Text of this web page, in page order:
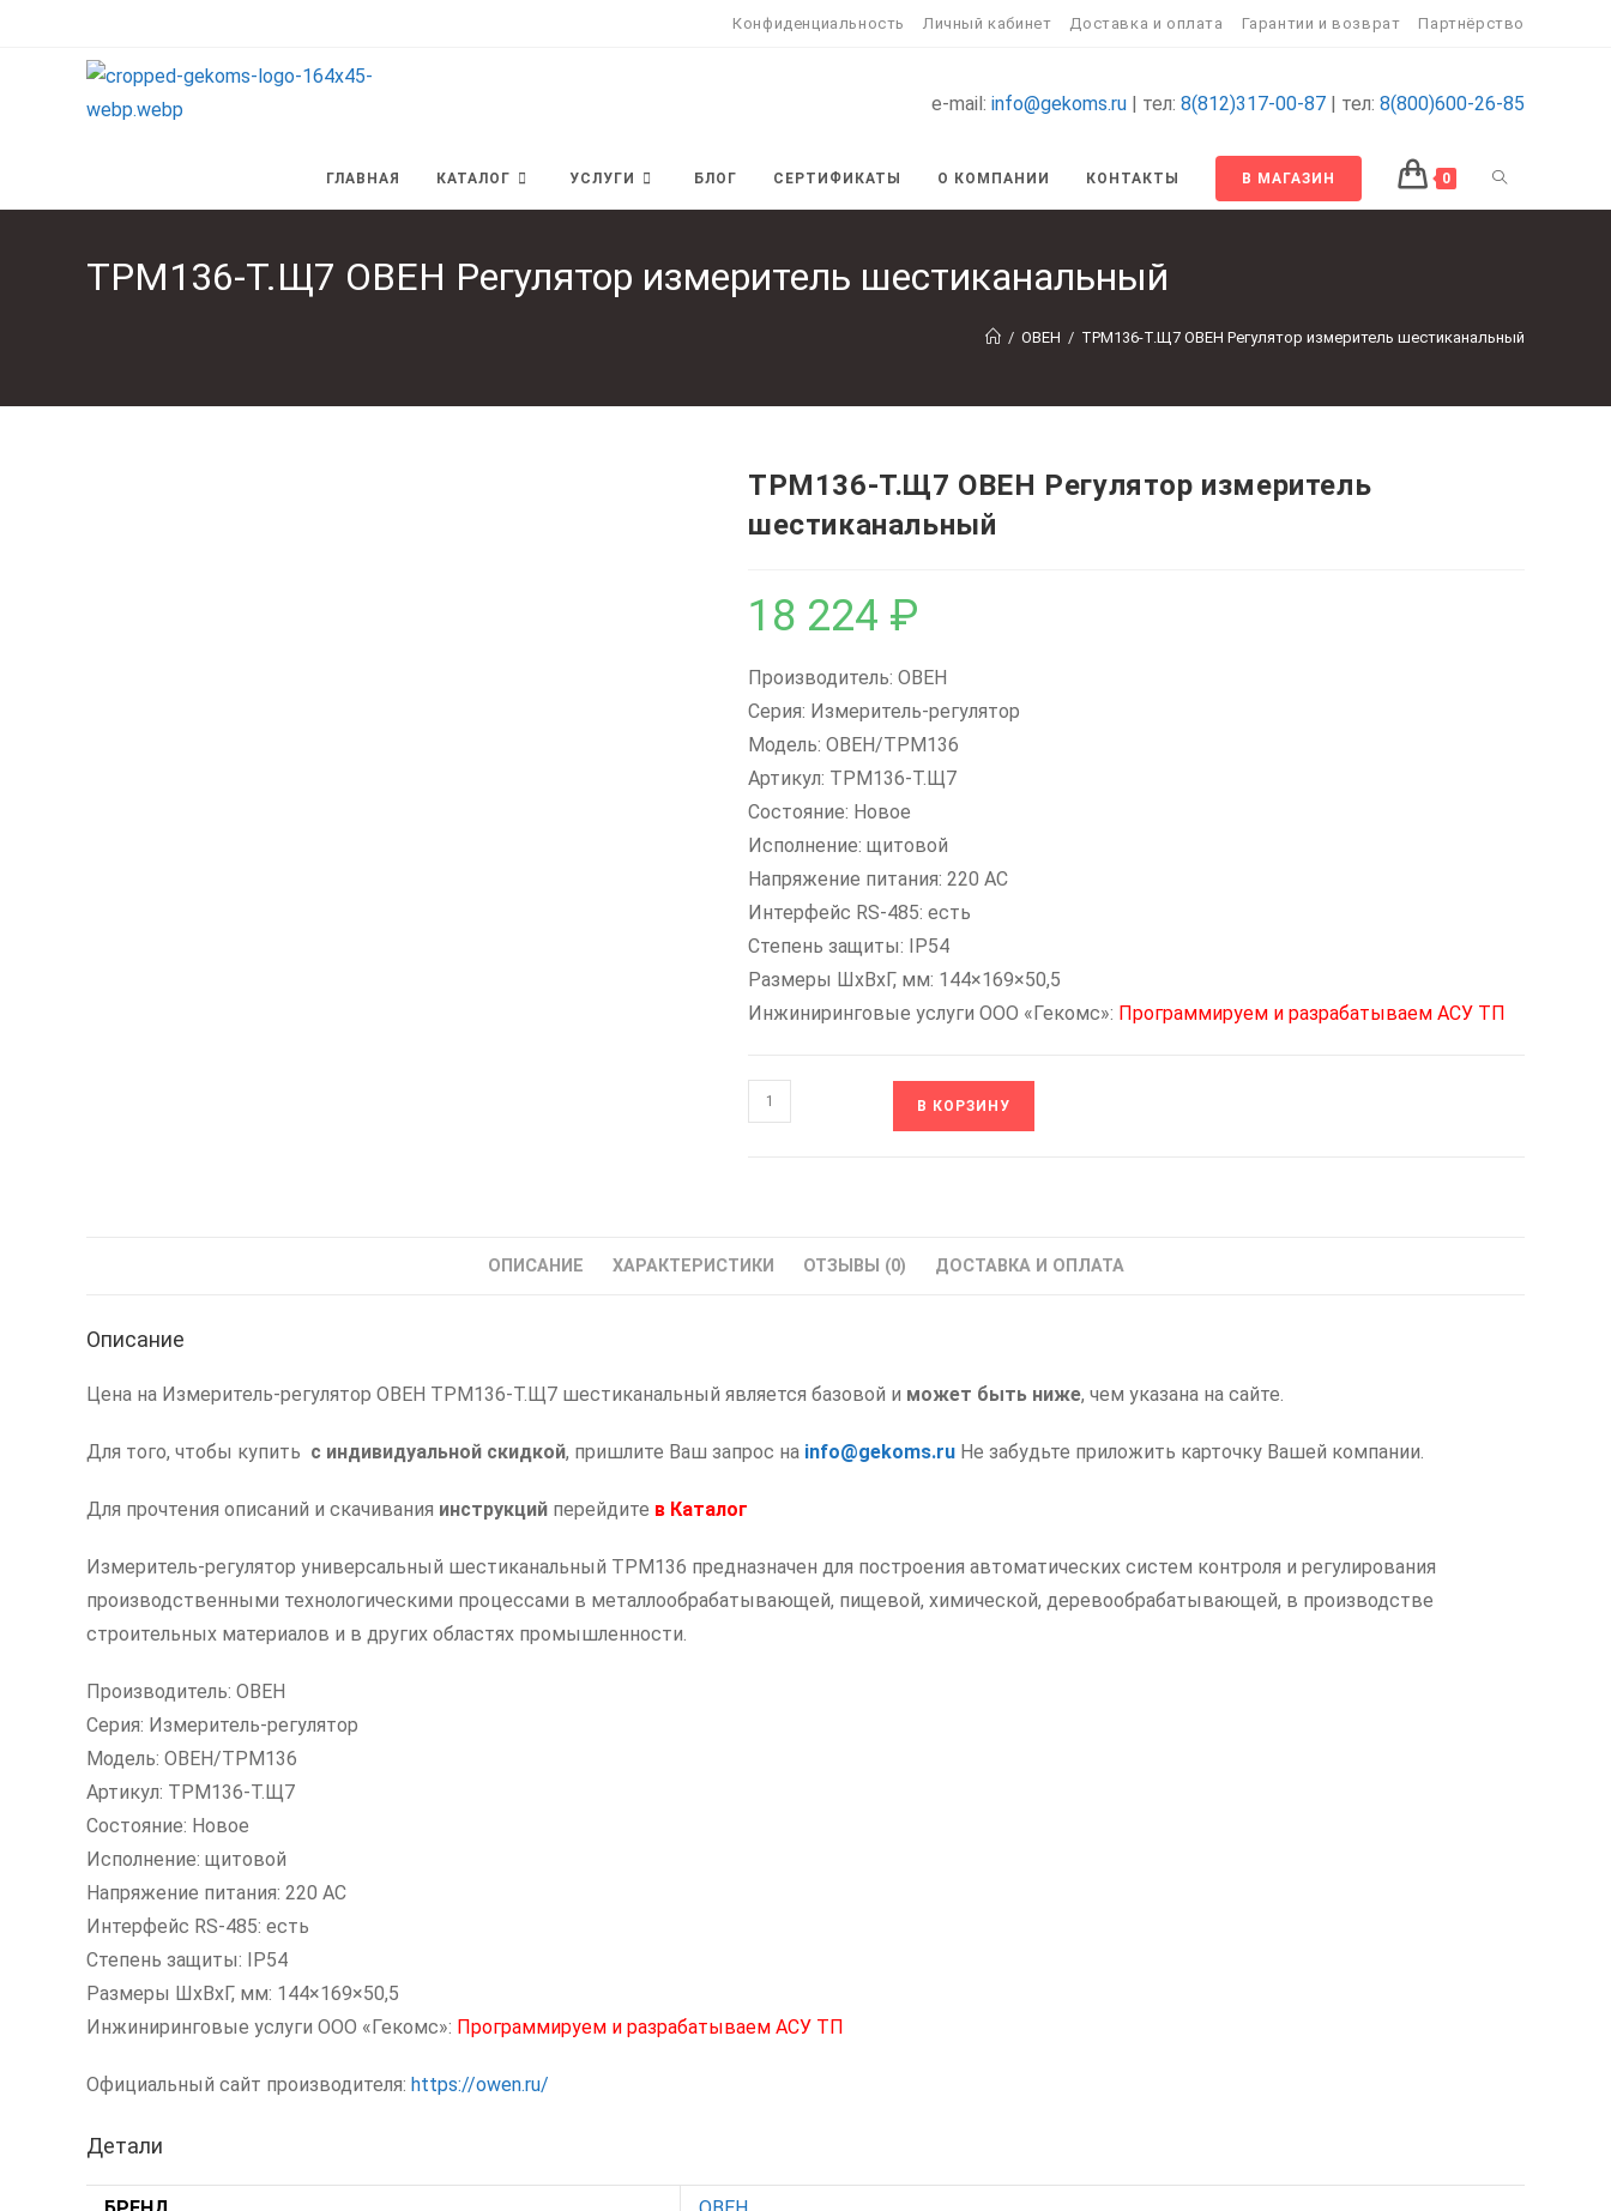
содержимому
Конфиденциальность Личный кабинет Доставка и оплата Гарантии и возврат Партнёрство
e-mail: info@gekoms.ru | тел: 8(812)317-00-87 | тел: 8(800)600-26-85
ГЛАВНАЯ КАТАЛОГ УСЛУГИ БЛОГ СЕРТИФИКАТЫ О КОМПАНИИ КОНТАКТЫ В МАГАЗИН 0
ТРМ136-Т.Щ7 ОВЕН Регулятор измеритель шестиканальный
/ ОВЕН / ТРМ136-Т.Щ7 ОВЕН Регулятор измеритель шестиканальный
ТРМ136-Т.Щ7 ОВЕН Регулятор измеритель
шестиканальный
18 224 ₽
Производитель: ОВЕН
Серия: Измеритель-регулятор
Модель: ОВЕН/ТРМ136
Артикул: ТРМ136-Т.Щ7
Состояние: Новое
Исполнение: щитовой
Напряжение питания: 220 AC
Интерфейс RS-485: есть
Степень защиты: IP54
Размеры ШxВxГ, мм: 144×169×50,5
Инжиниринговые услуги ООО «Гекомс»: Программируем и разрабатываем АСУ ТП
Количество
товара
измеритель
В КОРЗИНУ
ОПИСАНИЕ ХАРАКТЕРИСТИКИ ОТЗЫВЫ (0) ДОСТАВКА И ОПЛАТА
Описание
Цена на Измеритель-регулятор ОВЕН ТРМ136-Т.Щ7 шестиканальный является базовой и может быть ниже, чем указана на сайте.
Для того, чтобы купить с индивидуальной скидкой, пришлите Ваш запрос на info@gekoms.ru Не забудьте приложить карточку Вашей компании.
Для прочтения описаний и скачивания инструкций перейдите в Каталог
Измеритель-регулятор универсальный шестиканальный ТРМ136 предназначен для построения автоматических систем контроля и регулирования
производственными технологическими процессами в металлообрабатывающей, пищевой, химической, деревообрабатывающей, в производстве
строительных материалов и в других областях промышленности.
Производитель: ОВЕН
Серия: Измеритель-регулятор
Модель: ОВЕН/ТРМ136
Артикул: ТРМ136-Т.Щ7
Состояние: Новое
Исполнение: щитовой
Напряжение питания: 220 AC
Интерфейс RS-485: есть
Степень защиты: IP54
Размеры ШxВxГ, мм: 144×169×50,5
Инжиниринговые услуги ООО «Гекомс»: Программируем и разрабатываем АСУ ТП
Официальный сайт производителя: https://owen.ru/
Детали